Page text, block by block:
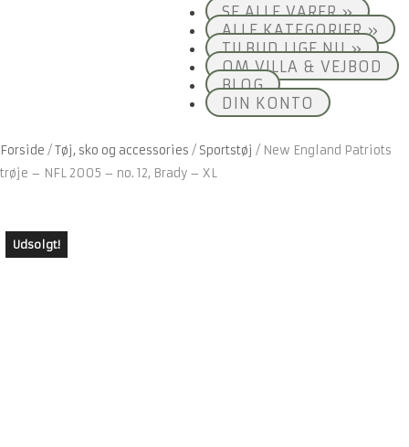
SE ALLE VARER »
ALLE KATEGORIER »
TILBUD LIGE NU »
OM VILLA & VEJBOD
BLOG
DIN KONTO
Forside /Tøj, sko og accessories / Sportstøj / New England Patriots
trøje – NFL 2005 – no. 12, Brady – XL
Udsolgt!